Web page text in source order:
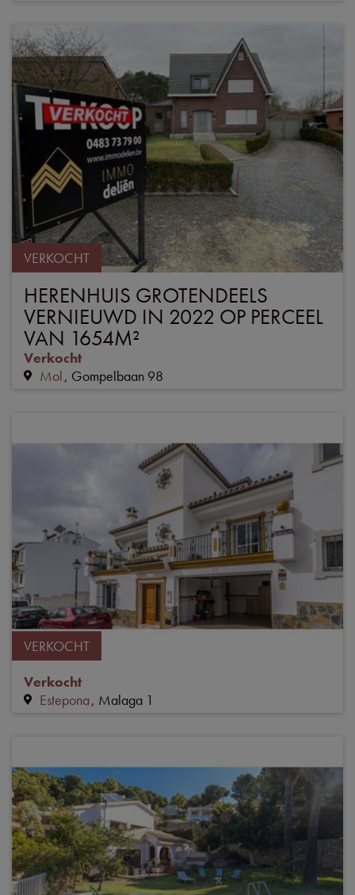
VERKOCHT
HERENHUIS GROTENDEELS
VERNIEUWD IN 2022 OP PERCEEL
VAN 1654M²
Verkocht
Mol Gompelbaan 98
VERKOCHT
Verkocht
Estepona Malaga 1